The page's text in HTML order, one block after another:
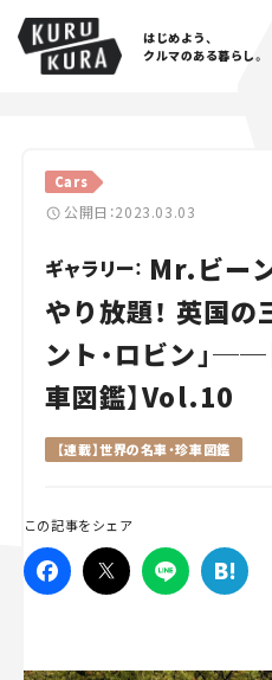
はじめよう、
クルマのある暮らし。
Cars
公開日：2023.03.03
ギャラリー： Mr.ビー
やり放題！ 英国の
ント・ロビン」──
車図鑑】Vol.10
【連載】世界の名車・珍車図鑑
この記事をシェア
Cars
Lifestyle
Traffic
Special
Series
人気のハッシュタグ
スズキ ジムニー｜Suzuki Jimny
マツダ｜Mazda
マツダ ロ